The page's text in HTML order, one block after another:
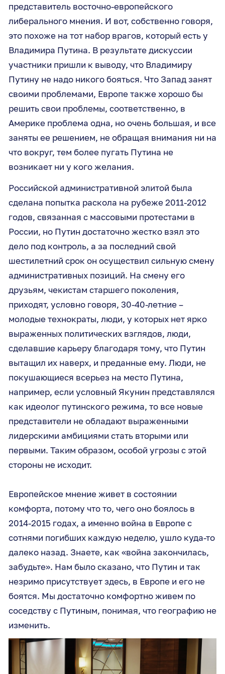
представитель восточно-европейского
либерального мнения. И вот, собственно говоря,
это похоже на тот набор врагов, который есть у
Владимира Путина. В результате дискуссии
участники пришли к выводу, что Владимиру
Путину не надо никого бояться. Что Запад занят
своими проблемами, Европе также хорошо бы
решить свои проблемы, соответственно, в
Америке проблема одна, но очень большая, и все
заняты ее решением, не обращая внимания ни на
что вокруг, тем более пугать Путина не
возникает ни у кого желания.
Российской административной элитой была
сделана попытка раскола на рубеже 2011-2012
годов, связанная с массовыми протестами в
России, но Путин достаточно жестко взял это
дело под контроль, а за последний свой
шестилетний срок он осуществил сильную смену
административных позиций. На смену его
друзьям, чекистам старшего поколения,
приходят, условно говоря, 30-40-летние –
молодые технократы, люди, у которых нет ярко
выраженных политических взглядов, люди,
сделавшие карьеру благодаря тому, что Путин
вытащил их наверх, и преданные ему. Люди, не
покушающиеся всерьез на место Путина,
например, если условный Якунин представлялся
как идеолог путинского режима, то все новые
представители не обладают выраженными
лидерскими амбициями стать вторыми или
первыми. Таким образом, особой угрозы с этой
стороны не исходит.
Европейское мнение живет в состоянии
комфорта, потому что то, чего оно боялось в
2014-2015 годах, а именно война в Европе с
сотнями погибших каждую неделю, ушло куда-то
далеко назад. Знаете, как «война закончилась,
забудьте». Нам было сказано, что Путин и так
незримо присутствует здесь, в Европе и его не
боятся. Мы достаточно комфортно живем по
соседству с Путиным, понимая, что географию не
изменить.